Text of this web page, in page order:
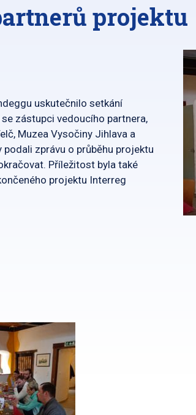
projektu
uskutečnilo setkání
zástupci vedoucího partnera,
Muzea Vysočiny Jihlava a
podali zprávu o průběhu projektu
Příležitost byla také
projektu Interreg